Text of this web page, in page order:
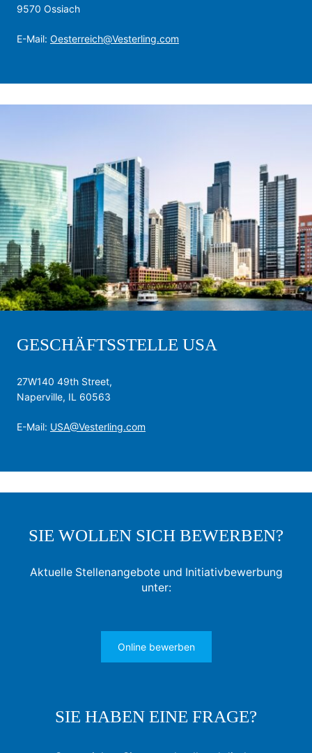
9570 Ossiach
E-Mail: Oesterreich@Vesterling.com
GESCHÄFTSSTELLE USA
27W140 49th Street,
Naperville, IL 60563
E-Mail: USA@Vesterling.com
SIE WOLLEN SICH BEWERBEN?
Aktuelle Stellenangebote und Initiativbewerbung
unter:
Online bewerben
SIE HABEN EINE FRAGE?